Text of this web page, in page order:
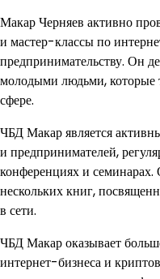
Макар Черняев активно
и мастер-классы по
предпринимательству. Он
молодыми людьми, которые
сфере.
ЧБД Макар является
и предпринимателей,
конференциях и семинарах.
нескольких книг,
в сети.
ЧБД Макар оказывает
интернет-бизнеса и